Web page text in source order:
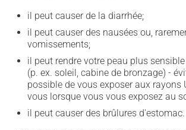
il peut causer de la diarrhée;
il peut causer des nausées ou,
vomissements;
il peut rendre votre peau plus
(p. ex. soleil, cabine de bronzage) -
possible de vous exposer aux rayons
vous lorsque vous vous exposez au
il peut causer des brûlures d'estomac.